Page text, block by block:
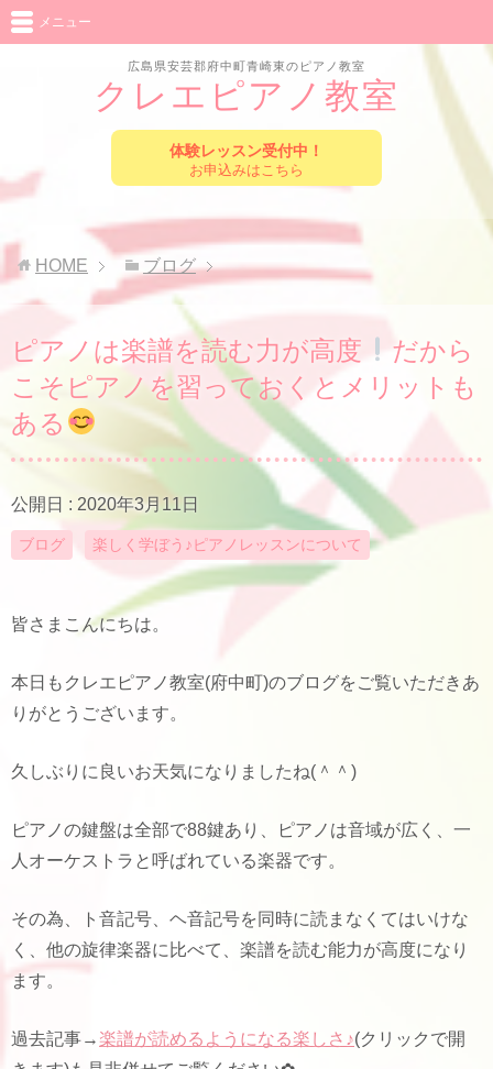
広島県安芸郡府中町青崎東のピアノ教室
クレエピアノ教室
体験レッスン受付中！
お申込みはこちら
メニュー
HOME ブログ
ピアノは楽譜を読む力が高度
だから
こそピアノを習っておくとメリットも
ある
公開日 : 2020年3月11日
ブログ 楽しく学ぼう♪ピアノレッスンについて
皆さまこんにちは。
本日もクレエピアノ教室(府中町)のブログをご覧いただきあ
りがとうございます。
久しぶりに良いお天気になりましたね(＾＾)
ピアノの鍵盤は全部で88鍵あり、ピアノは音域が広く、一
人オーケストラと呼ばれている楽器です。
その為、ト音記号、ヘ音記号を同時に読まなくてはいけな
く、他の旋律楽器に比べて、楽譜を読む能力が高度になり
ます。
過去記事→ 楽譜が読めるようになる楽しさ♪(クリックで開